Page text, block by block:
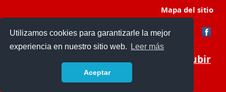
Utilizamos cookies para garantizarle la mejor
experiencia en nuestro sitio web.
Leer más
Aceptar
Mapa del sitio
Subir